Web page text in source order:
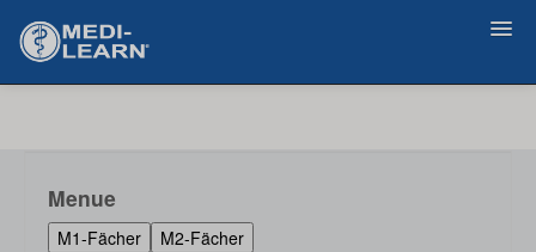
Menue
M1-Fächer
M2-Fächer